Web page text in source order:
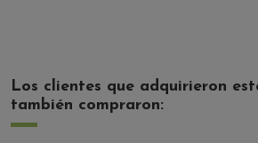
Los clientes que adquirieron
también compraron: